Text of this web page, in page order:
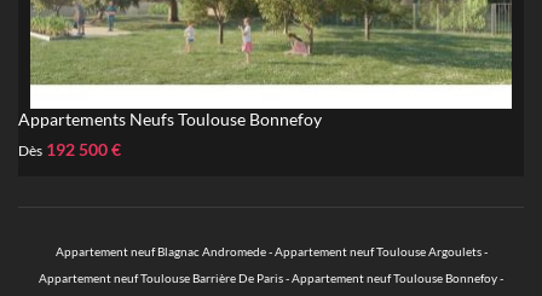
Appartements Neufs Toulouse Bonnefoy
Dès 192 500 €
Appartement neuf Blagnac Andromede-Appartement neuf Toulouse Argoulets-
Appartement neuf Toulouse Barrière De Paris-Appartement neuf Toulouse Bonnefoy-